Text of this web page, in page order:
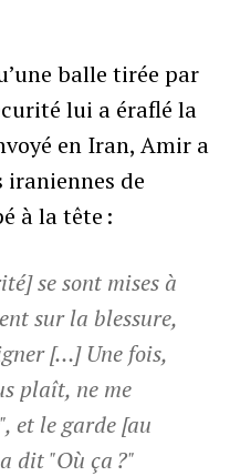
balle tirée par
lui a éraflé la
en Iran, Amir a
iraniennes de
à la tête :
se sont mises à
sur la blessure,
[…] Une fois,
plaît, ne me
et le garde [au
dit "Où ça ?"